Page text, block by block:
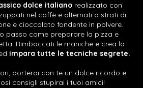
dolce italianorealizzato con
nel caffè e alternati a strati di
e cioccolato fondente in polvere.
passo come preparare la pizza e
Rimboccati le maniche e crea la
impara tutte le tecniche segrete.
porterai con te un dolce ricordo e
consigli stupirai i tuoi amici!